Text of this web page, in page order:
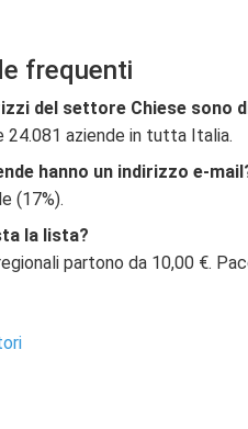
frequenti
del settore Chiese sono
aziende in tutta Italia.
hanno un indirizzo e-
(17%).
la lista?
partono da 10,00 €.